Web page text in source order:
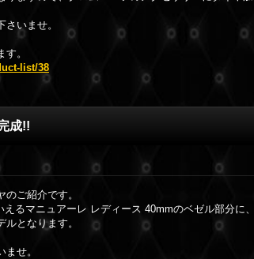
いませ。
。
list/38
成!!
ご紹介です。
るマニュアーレ レディース 40mmのベゼル部分に、
となります。
せ。